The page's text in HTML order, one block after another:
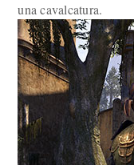
una cavalcatura.